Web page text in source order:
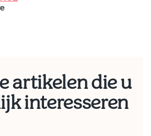
artikelen die u
interesseren